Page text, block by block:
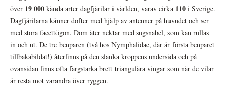
över 19 000 kända arter dagfjärilar i världen, varav cirka 110 i Sverige.
Dagfjärilarna känner dofter med hjälp av antenner på huvudet och ser
med stora facettögon. Dom äter nektar med sugsnabel, som kan rullas
in och ut. De tre benparen (två hos Nymphalidae, där är första benparet
tillbakabildat!) återfinns på den slanka kroppens undersida och på
ovansidan finns ofta färgstarka brett triangulära vingar som när de vilar
är resta mot varandra över ryggen.